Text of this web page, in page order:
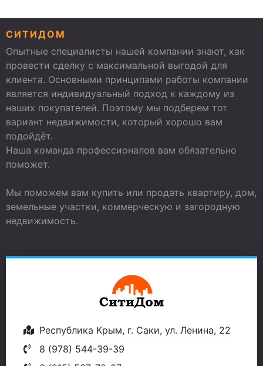
СИТИДОМ
Опытные специалисты нашей компании знают, как
провести сделку с максимальной выгодой для
клиента. Основными принципами работы компании
является индивидуальный подход к каждому из
наших покупателей. Поэтому мы подберем тот
вариант недвижимости, который хорошо вам
подойдёт.
Наша команда профессионалов вам обязательно
поможет.
Мы поможем вам купить или продать квартиру, дом,
земельные участки, коммерческую и загородную
недвижимость.
Республика Крым, г. Саки, ул. Ленина, 22
8 (978) 544-39-39